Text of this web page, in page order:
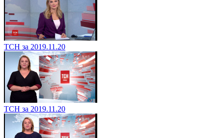
ТСН за 2019.11.20
ТСН за 2019.11.20